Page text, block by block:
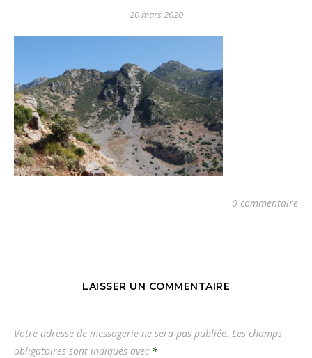
20 mars 2020
0 commentaire
LAISSER UN COMMENTAIRE
Votre adresse de messagerie ne sera pas publiée. Les champs
obligatoires sont indiqués avec *